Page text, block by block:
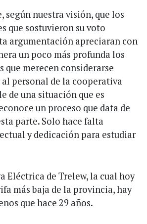
según nuestra visión, que los
que sostuvieron su voto
argumentación apreciaran con
un poco más profunda los
que merecen considerarse
personal de la cooperativa
de una situación que es
un proceso que data de
parte. Solo hace falta
y dedicación para estudiar
Eléctrica de Trelew, la cual hoy
más baja de la provincia, hay
que hace 29 años.